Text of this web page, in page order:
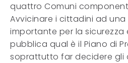
quattro Comuni componenti
Avvicinare i cittadini ad
importante per la sicurezza
pubblica qual è il Piano di
soprattutto far decidere gli